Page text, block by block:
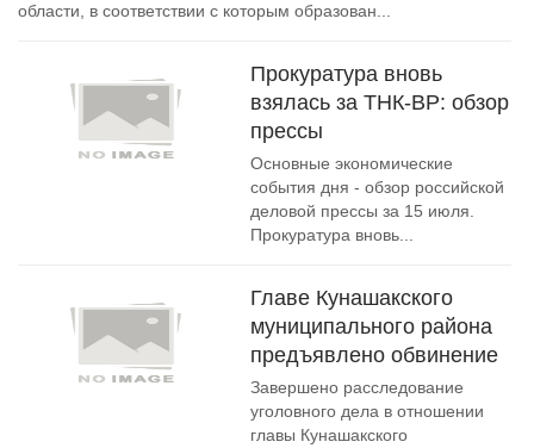
области, в соответствии с которым образован...
Прокуратура вновь
взялась за ТНК-ВР: обзор
прессы
Основные экономические
события дня - обзор российской
деловой прессы за 15 июля.
Прокуратура вновь...
Главе Кунашакского
муниципального района
предъявлено обвинение
Завершено расследование
уголовного дела в отношении
главы Кунашакского